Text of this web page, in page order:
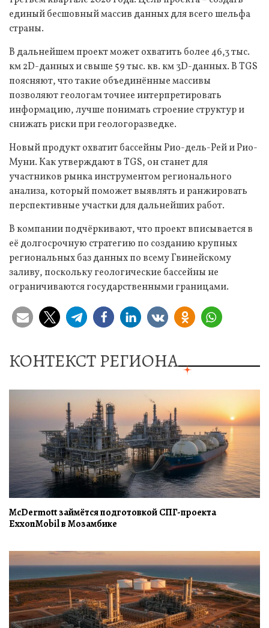
единый бесшовный массив данных для всего шельфа
страны.
В дальнейшем проект может охватить более 46,3 тыс.
км 2D-данных и свыше 59 тыс. кв. км 3D-данных. В TGS
поясняют, что такие объединённые массивы
позволяют геологам точнее интерпретировать
информацию, лучше понимать строение структур и
снижать риски при геологоразведке.
Новый продукт охватит бассейны Рио-дель-Рей и Рио-
Муни. Как утверждают в TGS, он станет для
участников рынка инструментом регионального
анализа, который поможет выявлять и ранжировать
перспективные участки для дальнейших работ.
В компании подчёркивают, что проект вписывается в
её долгосрочную стратегию по созданию крупных
региональных баз данных по всему Гвинейскому
заливу, поскольку геологические бассейны не
ограничиваются государственными границами.
КОНТЕКСТ РЕГИОНА
McDermott займётся подготовкой СПГ-проекта
ExxonMobil в Мозамбике